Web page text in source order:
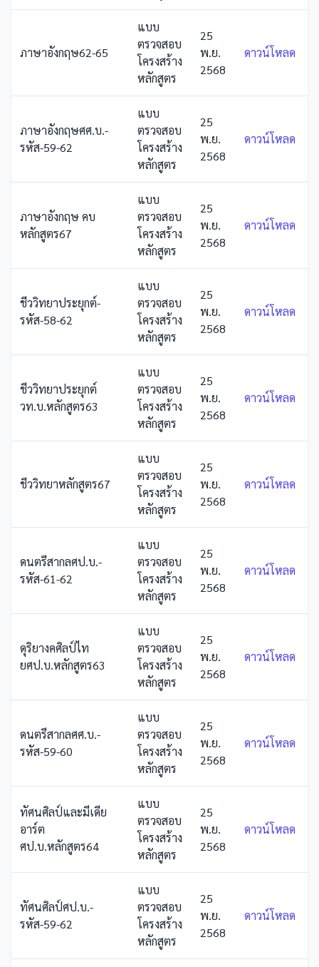
ภาษาอังกฤษ62-65
แบบ
ตรวจสอบ
โครงสร้าง
หลักสูตร
25
พ.ย.
2568
ดาวน์โหลด
ภาษาอังกฤษศศ.บ.-
รหัส-59-62
แบบ
ตรวจสอบ
โครงสร้าง
หลักสูตร
25
พ.ย.
2568
ดาวน์โหลด
ภาษาอังกฤษ คบ
หลักสูตร67
แบบ
ตรวจสอบ
โครงสร้าง
หลักสูตร
25
พ.ย.
2568
ดาวน์โหลด
ชีววิทยาประยุกต์-
รหัส-58-62
แบบ
ตรวจสอบ
โครงสร้าง
หลักสูตร
25
พ.ย.
2568
ดาวน์โหลด
ชีววิทยาประยุกต์
วท.บ.หลักสูตร63
แบบ
ตรวจสอบ
โครงสร้าง
หลักสูตร
25
พ.ย.
2568
ดาวน์โหลด
ชีววิทยาหลักสูตร67
แบบ
ตรวจสอบ
โครงสร้าง
หลักสูตร
25
พ.ย.
2568
ดาวน์โหลด
ดนตรีสากลศป.บ.-
รหัส-61-62
แบบ
ตรวจสอบ
โครงสร้าง
หลักสูตร
25
พ.ย.
2568
ดาวน์โหลด
ดุริยางคศิลป์ไท
ยศป.บ.หลักสูตร63
แบบ
ตรวจสอบ
โครงสร้าง
หลักสูตร
25
พ.ย.
2568
ดาวน์โหลด
ดนตรีสากลศศ.บ.-
รหัส-59-60
แบบ
ตรวจสอบ
โครงสร้าง
หลักสูตร
25
พ.ย.
2568
ดาวน์โหลด
ทัศนศิลป์และมีเดีย
อาร์ต
ศป.บ.หลักสูตร64
แบบ
ตรวจสอบ
โครงสร้าง
หลักสูตร
25
พ.ย.
2568
ดาวน์โหลด
ทัศนศิลป์ศป.บ.-
รหัส-59-62
แบบ
ตรวจสอบ
โครงสร้าง
หลักสูตร
25
พ.ย.
2568
ดาวน์โหลด